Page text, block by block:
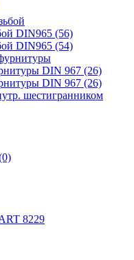
DIN965 (56)
DIN965 (54)
DIN 967 (26)
DIN 967 (26)
шестигранником
8229